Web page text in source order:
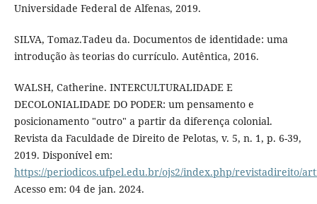
Universidade Federal de Alfenas, 2019.
SILVA, Tomaz.Tadeu da. Documentos de identidade: uma
introdução às teorias do currículo. Autêntica, 2016.
WALSH, Catherine. INTERCULTURALIDADE E
DECOLONIALIDADE DO PODER: um pensamento e
posicionamento "outro" a partir da diferença colonial.
Revista da Faculdade de Direito de Pelotas, v. 5, n. 1, p. 6-39,
2019. Disponível em:
https://periodicos.ufpel.edu.br/ojs2/index.php/revistadireito/
Acesso em: 04 de jan. 2024.